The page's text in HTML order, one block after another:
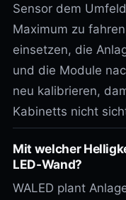
Sensor dem
Maximum zu
einsetzen, die
und die Module
neu kalibrieren,
Kabinetts nicht
Mit welcher
LED-Wand?
WALED plant